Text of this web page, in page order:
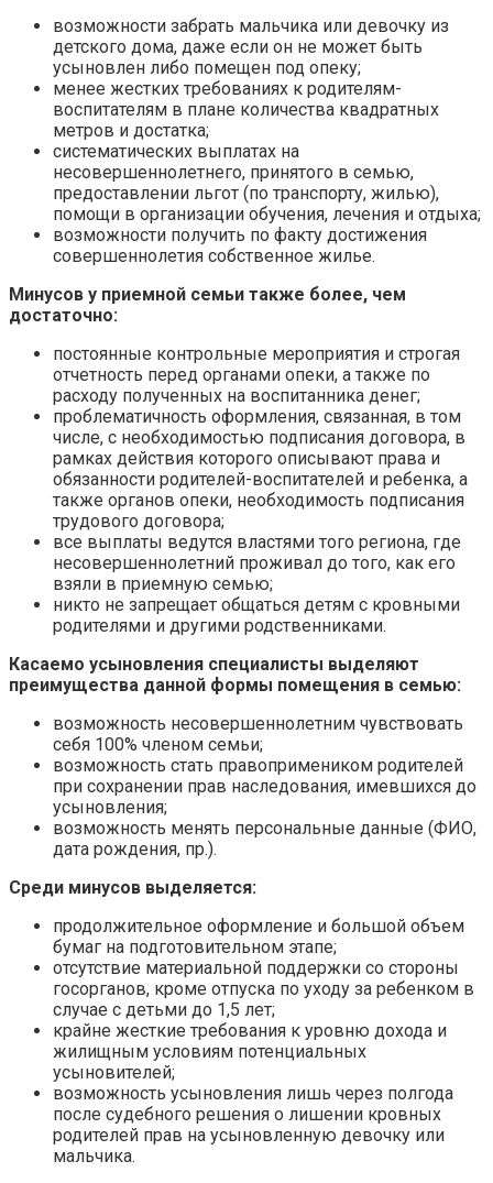
возможности забрать мальчика или девочку из
детского дома, даже если он не может быть
усыновлен либо помещен под опеку;
менее жестких требованиях к родителям-
воспитателям в плане количества квадратных
метров и достатка;
систематических выплатах на
несовершеннолетнего, принятого в семью,
предоставлении льгот (по транспорту, жилью),
помощи в организации обучения, лечения и отдыха;
возможности получить по факту достижения
совершеннолетия собственное жилье.
Минусов у приемной семьи также более, чем
достаточно:
постоянные контрольные мероприятия и строгая
отчетность перед органами опеки, а также по
расходу полученных на воспитанника денег;
проблематичность оформления, связанная, в том
числе, с необходимостью подписания договора, в
рамках действия которого описывают права и
обязанности родителей-воспитателей и ребенка, а
также органов опеки, необходимость подписания
трудового договора;
все выплаты ведутся властями того региона, где
несовершеннолетний проживал до того, как его
взяли в приемную семью;
никто не запрещает общаться детям с кровными
родителями и другими родственниками.
Касаемо усыновления специалисты выделяют
преимущества данной формы помещения в семью:
возможность несовершеннолетним чувствовать
себя 100% членом семьи;
возможность стать правопримеником родителей
при сохранении прав наследования, имевшихся до
усыновления;
возможность менять персональные данные (ФИО,
дата рождения, пр.).
Среди минусов выделяется:
продолжительное оформление и большой объем
бумаг на подготовительном этапе;
отсутствие материальной поддержки со стороны
госорганов, кроме отпуска по уходу за ребенком в
случае с детьми до 1,5 лет;
крайне жесткие требования к уровню дохода и
жилищным условиям потенциальных
усыновителей;
возможность усыновления лишь через полгода
после судебного решения о лишении кровных
родителей прав на усыновленную девочку или
мальчика.